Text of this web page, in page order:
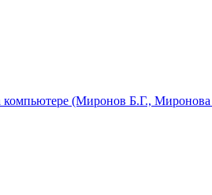
компьютере (Миронов Б.Г.,